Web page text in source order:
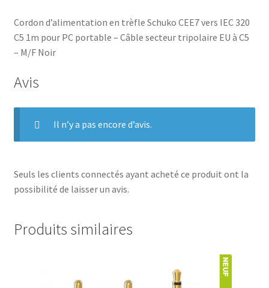
Cordon d’alimentation en trèfle Schuko CEE7 vers IEC 320
C5 1m pour PC portable – Câble secteur tripolaire EU à C5
– M/F Noir
Avis
Il n’y a pas encore d’avis.
Seuls les clients connectés ayant acheté ce produit ont la
possibilité de laisser un avis.
Produits similaires